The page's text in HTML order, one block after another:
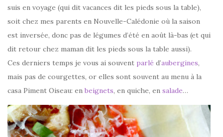
suis en voyage (qui dit vacances dit les pieds sous la table),
soit chez mes parents en Nouvelle-Calédonie où la saison
est inversée, donc pas de légumes d’été en août là-bas (et qui
dit retour chez maman dit les pieds sous la table aussi).
Ces derniers temps je vous ai souvent parlé d’aubergines,
mais pas de courgettes, or elles sont souvent au menu à la
casa Piment Oiseau: en beignets, en quiche, en salade…